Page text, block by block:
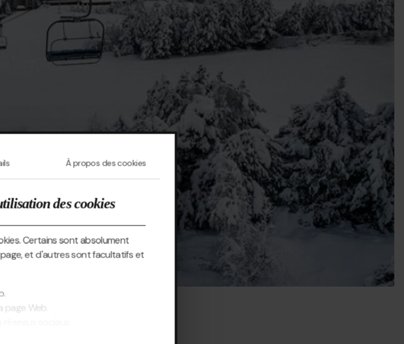
À propos des cookies
des cookies
Certains sont absolument
et d'autres sont facultatifs et
Web.